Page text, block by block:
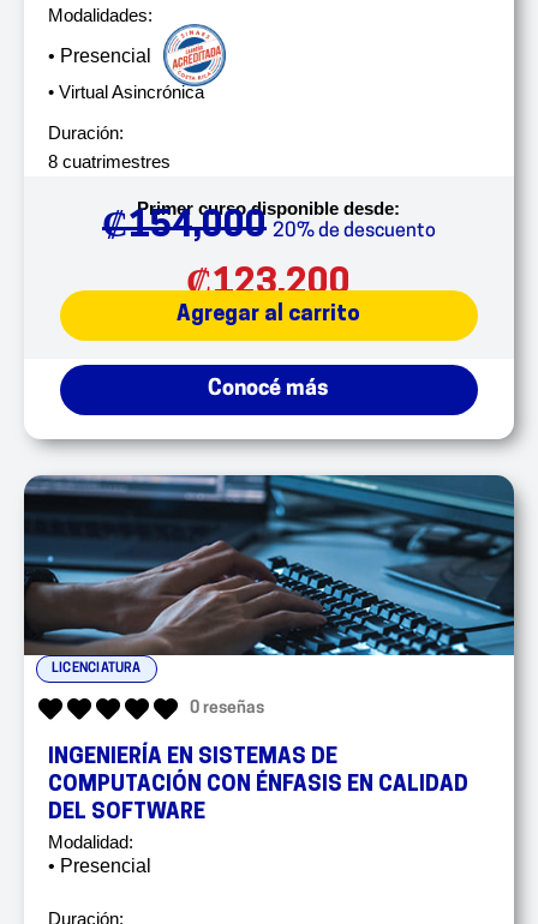
Modalidades:
• Presencial
• Virtual Asincrónica
Duración:
8 cuatrimestres
Primer curso disponible desde:
₡154,000 20% de descuento
₡123,200
Agregar al carrito
Conocé más
LICENCIATURA
0 reseñas
INGENIERÍA EN SISTEMAS DE
COMPUTACIÓN CON ÉNFASIS EN CALIDAD
DEL SOFTWARE
Modalidad:
• Presencial
Duración: